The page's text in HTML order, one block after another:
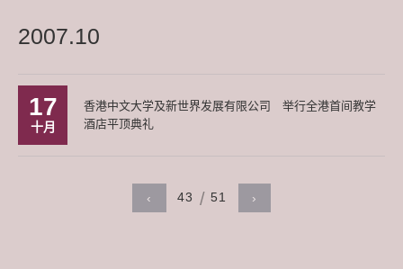
2007.10
17
十月
香港中文大学及新世界发展有限公司 举行全港首间教学
酒店平顶典礼
‹ 43 51 ›